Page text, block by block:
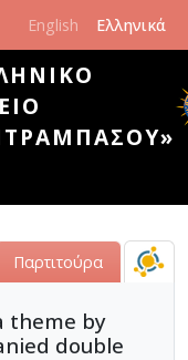
English Ελληνικά
Παρτιτούρα
theme by
double